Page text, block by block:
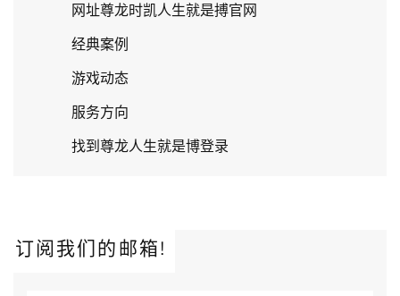
网址尊龙时凯人生就是搏官网
经典案例
游戏动态
服务方向
找到尊龙人生就是博登录
订阅我们的邮箱!